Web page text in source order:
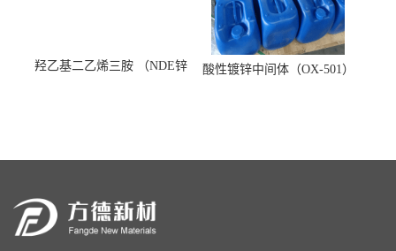
羟乙基二乙烯三胺 （NDE锌
酸性镀锌中间体（OX-501）